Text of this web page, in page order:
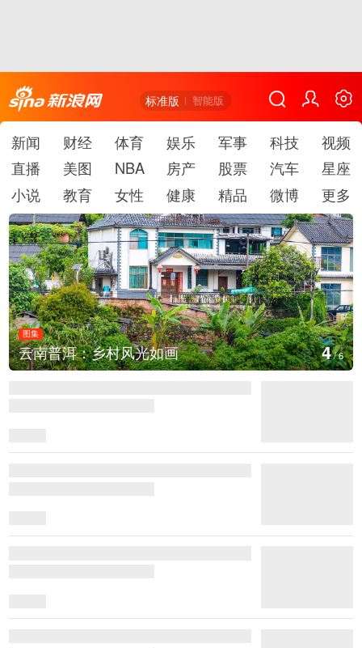
标准版 智能版
新闻 财经 体育 娱乐 军事 科技
视频
直播
美图 NBA 房产 股票 汽车
星座
小说
教育 女性 健康 精品 微博 更多
光如画
图集
安徽长丰：葡萄
5/6